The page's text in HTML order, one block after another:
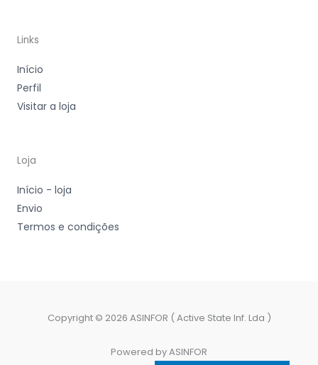
Links
Início
Perfil
Visitar a loja
Loja
Início - loja
Envio
Termos e condições
Copyright © 2026 ASINFOR ( Active State Inf. Lda )
Powered by ASINFOR